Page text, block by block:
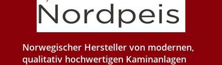
Norwegischer Hersteller von modernen,
qualitativ hochwertigen Kaminanlagen